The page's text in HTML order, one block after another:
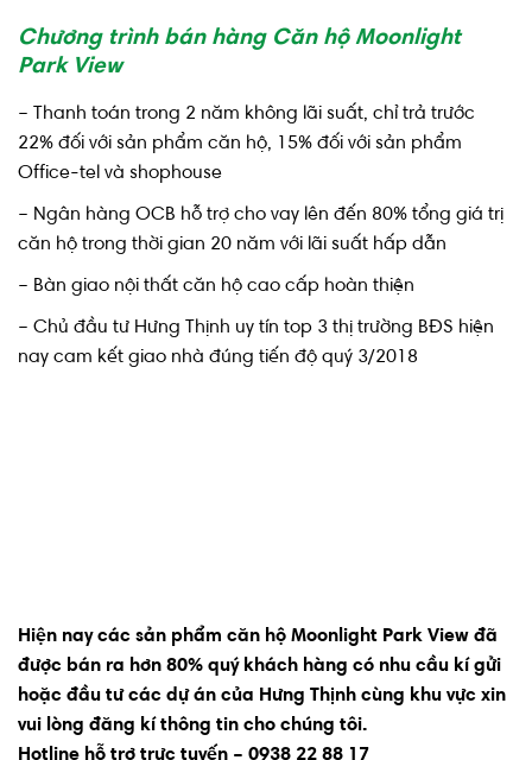
Chương trình bán hàng Căn hộ Moonlight
Park View
– Thanh toán trong 2 năm không lãi suất, chỉ trả trước
22% đối với sản phẩm căn hộ, 15% đối với sản phẩm
Office-tel và shophouse
– Ngân hàng OCB hỗ trợ cho vay lên đến 80% tổng giá trị
căn hộ trong thời gian 20 năm với lãi suất hấp dẫn
– Bàn giao nội thất căn hộ cao cấp hoàn thiện
– Chủ đầu tư Hưng Thịnh uy tín top 3 thị trường BĐS hiện
nay cam kết giao nhà đúng tiến độ quý 3/2018
Hiện nay các sản phẩm căn hộ Moonlight Park View đã
được bán ra hơn 80% quý khách hàng có nhu cầu kí gửi
hoặc đầu tư các dự án của Hưng Thịnh cùng khu vực xin
vui lòng đăng kí thông tin cho chúng tôi.
Hotline hỗ trợ trực tuyến – 0938 22 88 17